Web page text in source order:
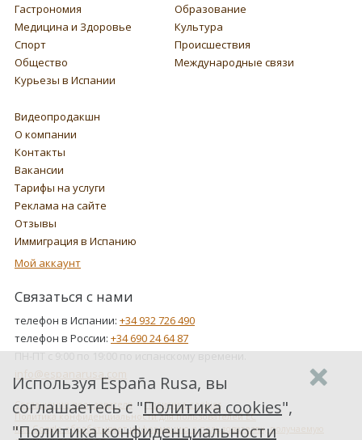
Гастрономия
Образование
Медицина и Здоровье
Культура
Спорт
Происшествия
Общество
Международные связи
Курьезы в Испании
Видеопродакшн
О компании
Контакты
Вакансии
Тарифы на услуги
Реклама на сайте
Отзывы
Иммиграция в Испанию
Мой аккаунт
Связаться с нами
телефон в Испании: +34 932 726 490
телефон в России: +34 690 24 64 87
ПН-ПТ с 9:00 по 19:00 по испанскому времени.
info@espanarusa.com
Соглашение пользователя
Политика cookies
Политика конфиденциальности для пользователей ЕС
Как Google обрабатывает информацию о пользователях, получаемую
Используя España Rusa, вы
соглашаетесь с "Политика cookies",
"Политика конфиденциальности